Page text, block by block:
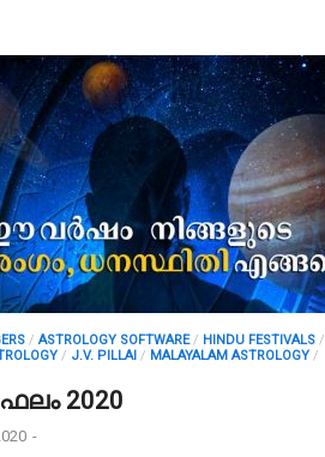
/ASTROLOGY SOFTWARE/ HINDU FESTIVALS /
/ J.V. PILLAI / MALAYALAM ASTROLOGY /
2020
-